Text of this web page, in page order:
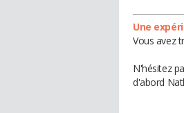
Une
Vous avez
N'hésitez
d'abord